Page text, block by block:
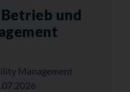
und
Management